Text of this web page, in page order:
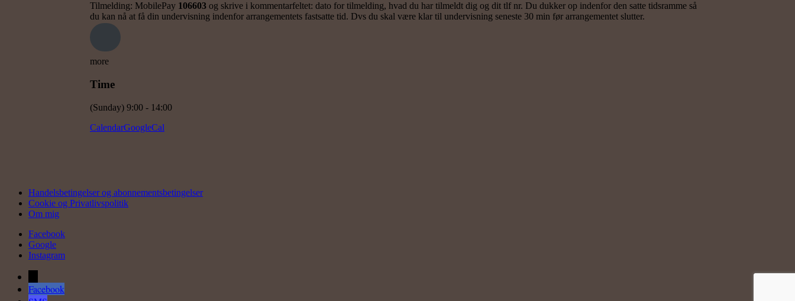
Tilmelding: MobilePay 106603 og skrive i kommentarfeltet: dato for tilmelding, hvad du har tilmeldt dig og dit tlf nr. Du dukker op indenfor den satte tidsramme så
du kan nå at få din undervisning indenfor arrangementets fastsatte tid. Dvs du skal være klar til undervisning seneste 30 min før arrangementet slutter.
more
Time
(Sunday) 9:00 - 14:00
CalendarGoogleCal
Handelsbetingelser og abonnementsbetingelser
Cookie og Privatlivspolitik
Om mig
Facebook
Google
Instagram
Facebook